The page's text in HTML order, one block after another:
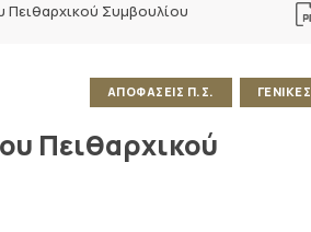
Συμβουλίου
ΑΠΟΦΑΣΕΙΣ Π.Σ. ΓΕΝΙΚΕΣ
Πειθαρχικού